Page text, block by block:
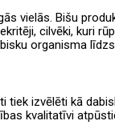
vielās. Bišu
cilvēki, kuri
organisma
tiek izvēlēti kā
kvalitatīvi